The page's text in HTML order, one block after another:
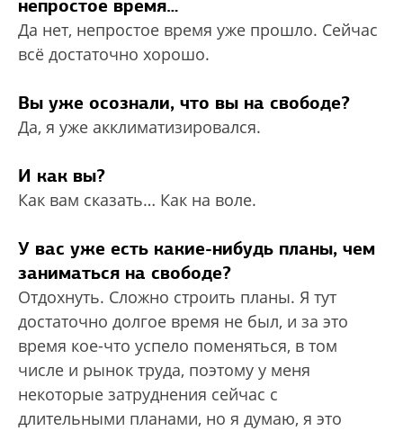
непростое время…
Да нет, непростое время уже прошло. Сейчас
всё достаточно хорошо.
Вы уже осознали, что вы на свободе?
Да, я уже акклиматизировался.
И как вы?
Как вам сказать… Как на воле.
У вас уже есть какие-нибудь планы, чем
заниматься на свободе?
Отдохнуть. Сложно строить планы. Я тут
достаточно долгое время не был, и за это
время кое-что успело поменяться, в том
числе и рынок труда, поэтому у меня
некоторые затруднения сейчас с
длительными планами, но я думаю, я это